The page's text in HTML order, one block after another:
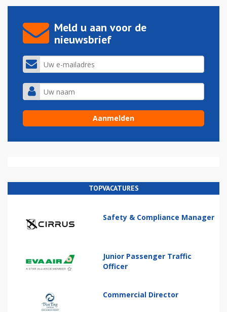
Meld u aan voor de
nieuwsbrief
TOPVACATURES
Safety & Compliance Manager
Junior Passenger Traffic
Officer
Commercial Director